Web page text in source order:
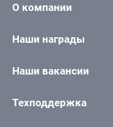
О компании
Наши награды
Наши вакансии
Техподдержка